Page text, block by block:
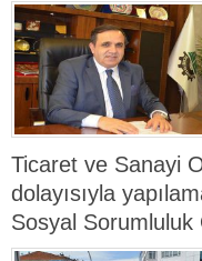
Ticaret ve Sanayi
dolayısıyla
Sosyal Sorumluluk